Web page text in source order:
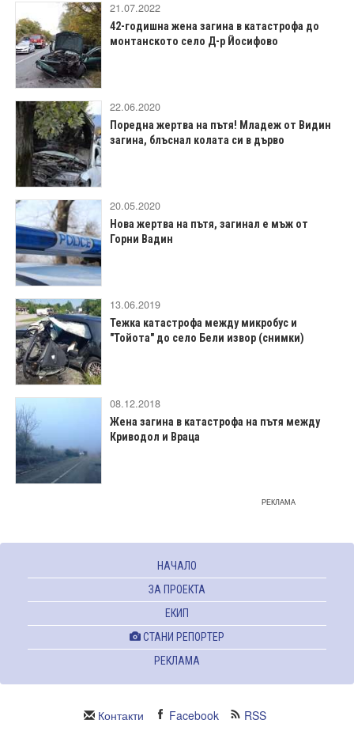
21.07.2022
42-годишна жена загина в катастрофа до
монтанското село Д-р Йосифово
22.06.2020
Поредна жертва на пътя! Младеж от Видин
загина, блъснал колата си в дърво
20.05.2020
Нова жертва на пътя, загинал е мъж от
Горни Вадин
13.06.2019
Тежка катастрофа между микробус и
"Тойота" до село Бели извор (снимки)
08.12.2018
Жена загина в катастрофа на пътя между
Криводол и Враца
РЕКЛАМА
НАЧАЛО
ЗА ПРОЕКТА
ЕКИП
СТАНИ РЕПОРТЕР
РЕКЛАМА
Контакти Facebook RSS